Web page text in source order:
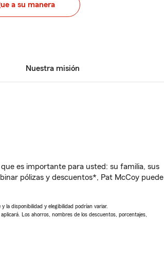
a su manera
Nuestra misión
es importante para usted: su familia, sus
pólizas y descuentos*, Pat McCoy puede
la disponibilidad y elegibilidad podrían variar.
Los ahorros, nombres de los descuentos, porcentajes,